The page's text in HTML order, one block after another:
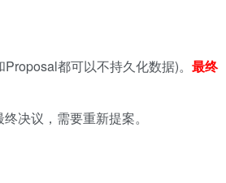
都可以不持久化数据)。 最终
决议，需要重新提案。